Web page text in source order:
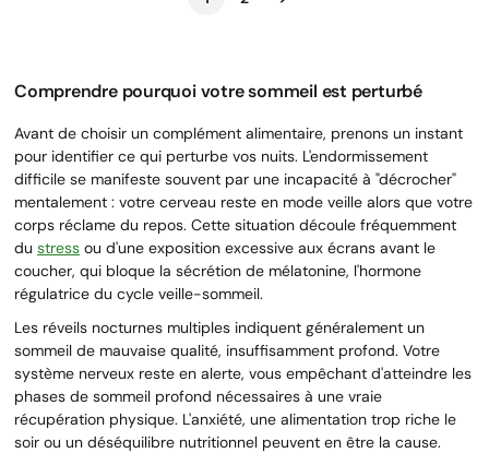
Comprendre pourquoi votre sommeil est perturbé
Avant de choisir un complément alimentaire, prenons un instant
pour identifier ce qui perturbe vos nuits. L'endormissement
difficile se manifeste souvent par une incapacité à "décrocher"
mentalement : votre cerveau reste en mode veille alors que votre
corps réclame du repos. Cette situation découle fréquemment
du stress ou d'une exposition excessive aux écrans avant le
coucher, qui bloque la sécrétion de mélatonine, l'hormone
régulatrice du cycle veille-sommeil.
Les réveils nocturnes multiples indiquent généralement un
sommeil de mauvaise qualité, insuffisamment profond. Votre
système nerveux reste en alerte, vous empêchant d'atteindre les
phases de sommeil profond nécessaires à une vraie
récupération physique. L'anxiété, une alimentation trop riche le
soir ou un déséquilibre nutritionnel peuvent en être la cause.